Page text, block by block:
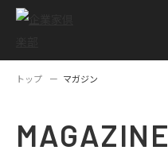
トップ マガジン
MAGAZINE